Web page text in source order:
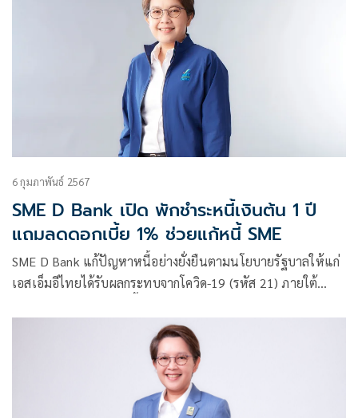
6 กุมภาพันธ์ 2567
SME D Bank เปิด พักชำระหนี้เงินต้น 1 ปี
แถมลดดอกเบี้ย 1% ช่วยแก้หนี้ SME
SME D Bank แก้ปัญหาหนี้อย่างยั่งยืนตามนโยบายรัฐบาลให้แก่
เอสเอ็มอีไทยได้รับผลกระทบจากโควิด-19 (รหัส 21) ภายใต้
ต้นใหม่ไปต่อได้ ทั้งพักชำระหนี้เงินต้น 1 ปี ลดดอกเบี้ยให้ 1%
และยกดอกเบี้ยค้างให้ทั้งหมด แจ้งความประสงค์ตั้งแต่วันนี้ ถึง